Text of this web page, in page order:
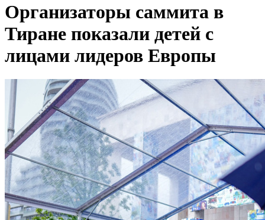
Организаторы саммита в
Тиране показали детей с
лицами лидеров Европы